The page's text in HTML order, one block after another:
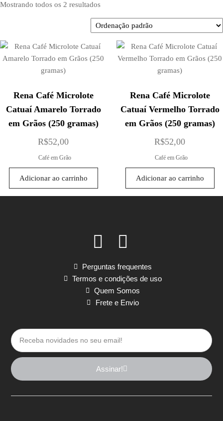
Mostrando todos os 2 resultados
Rena Café Microlote
Catuaí Amarelo Torrado
em Grãos (250 gramas)
R$52,00
Café em Grão
Adicionar ao carrinho
Rena Café Microlote
Catuaí Vermelho Torrado
em Grãos (250 gramas)
R$52,00
Café em Grão
Adicionar ao carrinho
Perguntas frequentes
Termos e condições de uso
Quem Somos
Frete e Envio
Assinar!